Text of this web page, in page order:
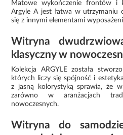
Matowe wykończenie frontów i
Argyle A jest łatwa w utrzymaniu
się z innymi elementami
Witryna
klasyczny w
Kolekcja ARGYLE została
których liczy się spójność i
z jasną kolorystyką sprawia, że
zarówno w aranżacjach
nowoczesnych.
Witryna do